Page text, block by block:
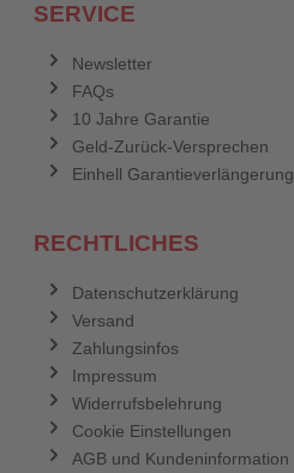
SERVICE
Newsletter
FAQs
10 Jahre Garantie
Geld-Zurück-Versprechen
Einhell Garantieverlängerung
RECHTLICHES
Datenschutzerklärung
Versand
Zahlungsinfos
Impressum
Widerrufsbelehrung
Cookie Einstellungen
AGB und Kundeninformation